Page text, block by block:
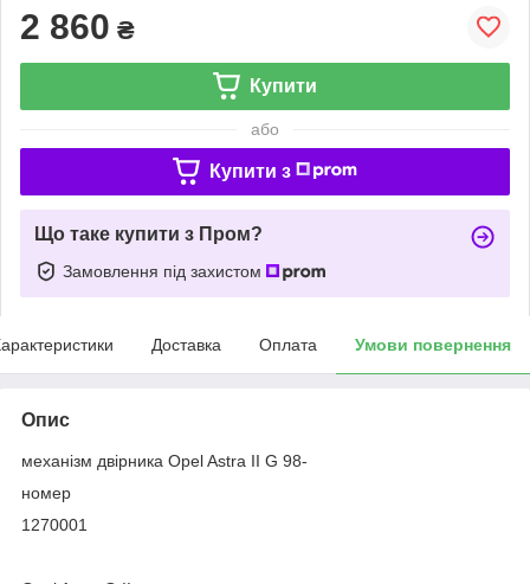
2 860 ₴
Купити
або
Купити з
Що таке купити з Пром?
Замовлення під захистом
Доставка Оплата Умови повернення
Опис
механізм двірника Opel Astra II G 98-
номер
1270001